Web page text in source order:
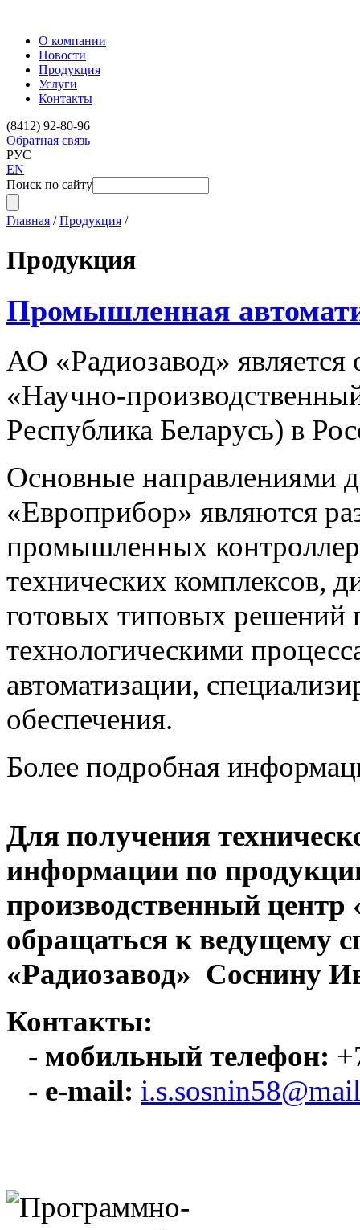
О компании
Новости
Продукция
Услуги
Контакты
(8412) 92-80-96
Обратная связь
РУС
EN
Поиск по сайту
Главная /Продукция /
Продукция
Промышленная
АО «Радиозавод»
«Научно-
Республика Беларусь) в
Основные
«Европрибор» являются
промышленных
технических комплексов,
готовых типовых решений
технологическими
автоматизации,
обеспечения.
Более подробная
Для получения
информации по
производственный
обращаться к ведущему
«Радиозавод» Соснину
Контакты:
- мобильный телефон:
- e-mail: